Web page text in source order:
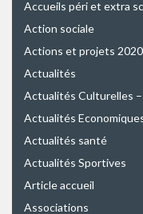
Accueils péri et extra
Action sociale
Actions et projets
Actualités
Actualités Culturelles
Actualités
Actualités santé
Actualités Sportives
Article accueil
Associations